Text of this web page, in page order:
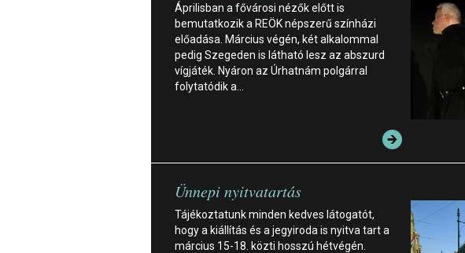
Áprilisban a fővárosi nézők előtt is
bemutatkozik a REÖK népszerű színházi
előadása. Március végén, két alkalommal
pedig Szegeden is látható lesz az abszurd
vígjáték. Nyáron az Úrhatnám polgárral
folytatódik a…
Ünnepi nyitvatartás
Tájékoztatunk minden kedves látogatót,
hogy a kiállítás és a jegyiroda is nyitva tart a
március 15-18. közti hosszú hétvégén.